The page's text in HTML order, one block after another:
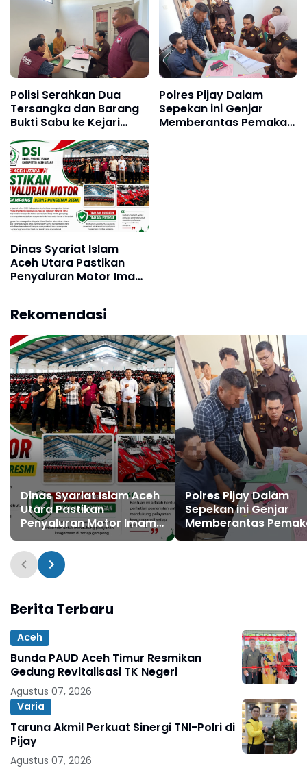
Polisi Serahkan Dua
Tersangka dan Barang
Bukti Sabu ke Kejari
Pidie Jaya
Polres Pijay Dalam
Sepekan ini Genjar
Memberantas Pemakai
Dinas Syariat Islam
Aceh Utara Pastikan
Penyaluran Motor Imam
Rekomendasi
Dinas Syariat Islam Aceh
Utara Pastikan
Penyaluran Motor Imam
Gampong Bebas
Pungutan
Polres Pijay Dalam
Sepekan ini Genjar
Memberantas
Penyalahgunaan
Berita Terbaru
Aceh
Bunda PAUD Aceh Timur Resmikan
Gedung Revitalisasi TK Negeri
Agustus 07, 2026
Varia
Taruna Akmil Perkuat Sinergi TNI-Polri di
Pijay
Agustus 07, 2026